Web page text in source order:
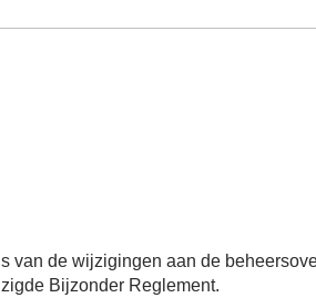
van de wijzigingen aan de
Bijzonder Reglement.